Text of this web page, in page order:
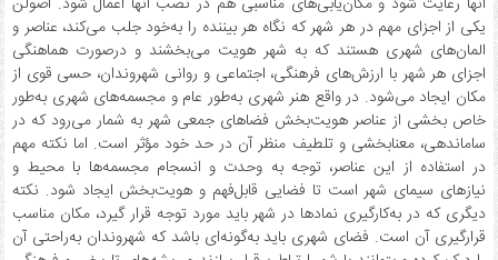
یکی از اجزای مهم در هر شهر که نگاه هر بیننده را به‌خود جلب می‌کند، عناصر و
المان‌های شهری هستند که به شهر هویت می‌بخشند و درصورت هماهنگی
اجزای هر شهر با ارزش‌های فرهنگی، اجتماعی و روانی شهروندان، حسی قوی از
مکان ایجاد می‌شود. در واقع هنر شهری به‌طور عام و مجسمه‌های شهری به‌طور
خاص بخشی از عناصر هویت‌بخش فضاهای جمعی شهر به شمار می‌رود که در
ساماندهی، معنابخشی و تلطیف منظر آن در حد خود مؤثر است. اما نکته مهم
در استفاده از این عناصر، توجه به وحدت و انسجام مجسمه‌ها با محیط و
نیازهای سیمای شهر است تا فضایی قابل‌فهم و هویت‌بخش ایجاد شود. نکته
دیگری که در به‌کارگیری نمادها در شهر باید مورد توجه قرار گیرد، مکان مناسب
قرارگیری آن است. فضای شهری باید به‌گونه‌ای باشد که شهروندان به‌راحتی آن